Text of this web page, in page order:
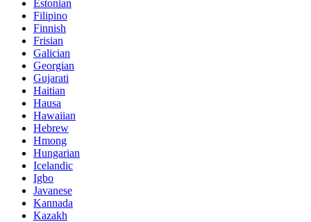
Estonian
Filipino
Finnish
Frisian
Galician
Georgian
Gujarati
Haitian
Hausa
Hawaiian
Hebrew
Hmong
Hungarian
Icelandic
Igbo
Javanese
Kannada
Kazakh